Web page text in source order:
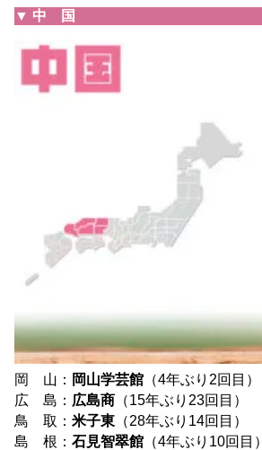
▼ 中 国
岡 山： 岡山学芸館 （4年ぶり2回目）
広 島： 広島商 （15年ぶり23回目）
鳥 取： 米子東 （28年ぶり14回目）
島 根： 石見智翠館 （4年ぶり10回目）